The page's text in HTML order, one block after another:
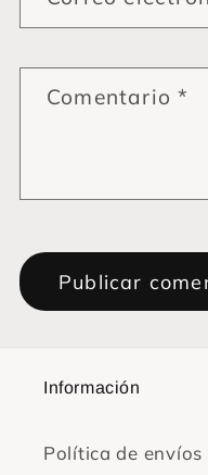
Comentario*
Información
Política de envíos